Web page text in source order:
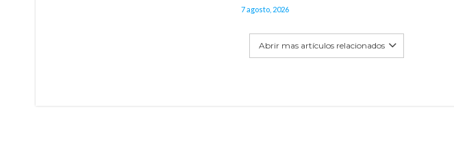
7 agosto, 2026
Abrir mas artículos relacionados